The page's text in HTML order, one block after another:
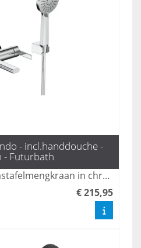
- incl.handdouche -
- Futurbath
De Rondo inbouw wastafelmengkraan in chroom biedt een moderne en elegante uitstraling voor elke badkamer. Met zijn gebruiksvriendelijke bediening en duurzame materialen zorgt deze kraan voor een perfecte combinatie van stijl en functionaliteit. Ideaal voor wie op zoek is naar een hoogwaardige oplossing voor hun wastafel.
€ 215,95